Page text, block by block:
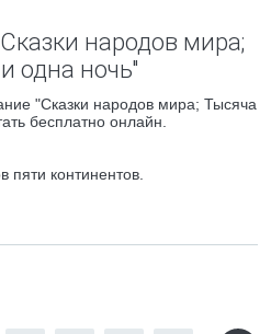
народов мира;
одна ночь"
"Сказки народов мира; Тысяча
бесплатно онлайн.
пяти континентов.